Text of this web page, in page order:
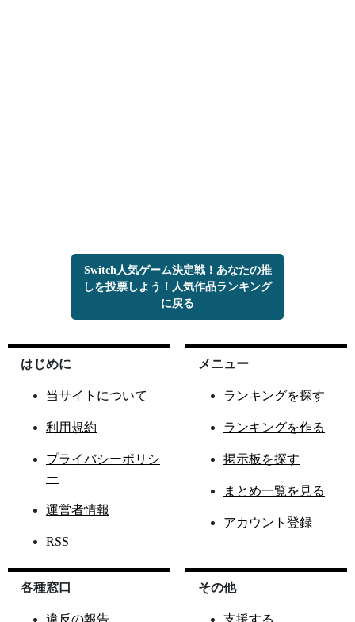
Switch人気ゲーム決定戦！あなたの推
しを投票しよう！人気作品ランキング
に戻る
はじめに
当サイトについて
利用規約
プライバシーポリシ
ー
運営者情報
RSS
メニュー
ランキングを探す
ランキングを作る
掲示板を探す
まとめ一覧を見る
アカウント登録
各種窓口
違反の報告
その他
支援する